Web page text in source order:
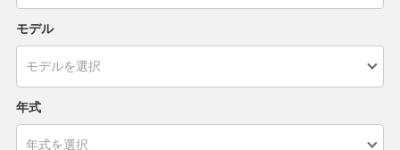
モデル
年式